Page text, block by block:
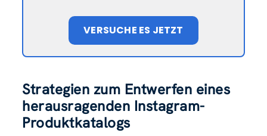
VERSUCHE ES JETZT
Strategien zum Entwerfen eines
herausragenden Instagram-
Produktkatalogs